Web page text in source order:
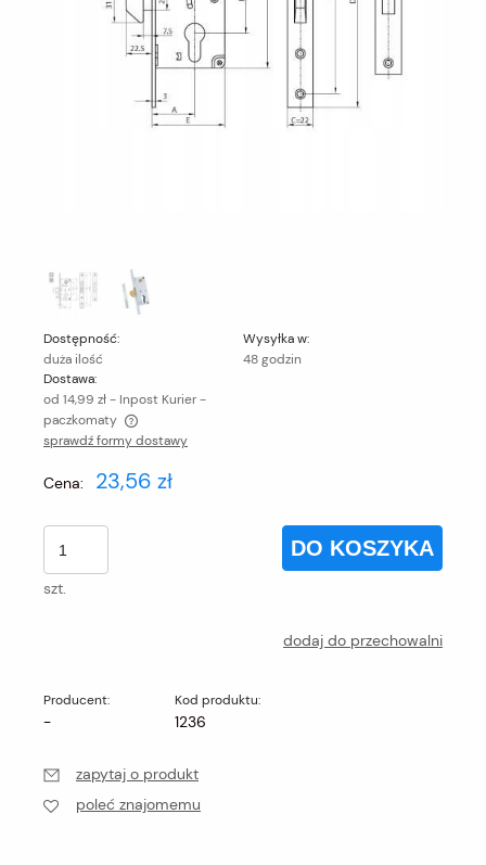
Dostępność:
duża ilość
Wysyłka w:
48 godzin
Dostawa:
od 14,99 zł- Inpost Kurier -
paczkomaty
Cena nie zawiera ewentualnych kosztów płatności
sprawdź formy dostawy
Cena: 23,56 zł
szt.
DO KOSZYKA
dodaj do przechowalni
Producent:
-
Kod produktu:
1236
zapytaj o produkt
poleć znajomemu